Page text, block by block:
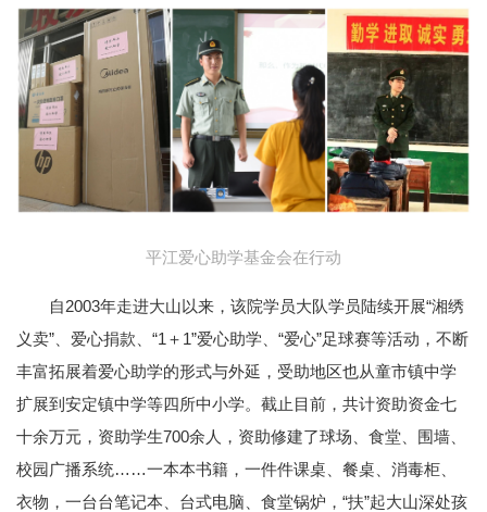
平江爱心助学基金会在行动
自2003年走进大山以来，该院学员大队学员陆续开展“湘绣
义卖”、爱心捐款、“1＋1”爱心助学、“爱心”足球赛等活动，不断
丰富拓展着爱心助学的形式与外延，受助地区也从童市镇中学
扩展到安定镇中学等四所中小学。截止目前，共计资助资金七
十余万元，资助学生700余人，资助修建了球场、食堂、围墙、
校园广播系统……一本本书籍，一件件课桌、餐桌、消毒柜、
衣物，一台台笔记本、台式电脑、食堂锅炉，“扶”起大山深处孩